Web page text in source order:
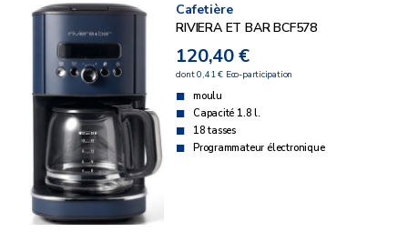
Cafetière
RIVIERA ET BAR BCF578
120,40 €
dont 0,41 € Eco-participation
moulu
Capacité 1.8 l.
18 tasses
Programmateur électronique